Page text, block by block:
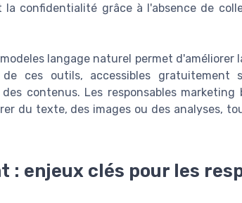
confidentialité grâce à l'absence de
langage naturel permet d'améliorer
ces outils, accessibles gratuitement
contenus. Les responsables marketing
du texte, des images ou des analyses,
enjeux clés pour les